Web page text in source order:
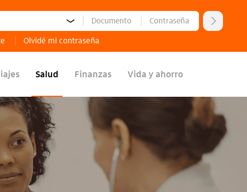
Número de documento:
Contraseña:
Olvidé mi contraseña
Salud Finanzas Vida y ahorro